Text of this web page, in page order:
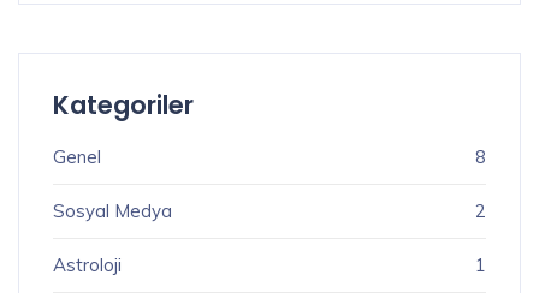
Kategoriler
Genel 8
Sosyal Medya 2
Astroloji 1